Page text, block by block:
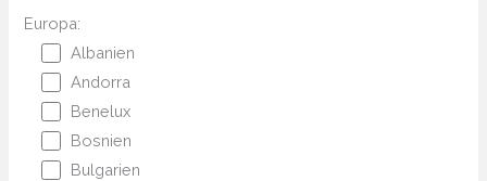
Europa:
Albanien
Andorra
Benelux
Bosnien
Bulgarien